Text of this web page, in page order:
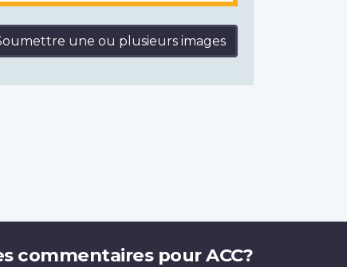
une ou plusieurs images
commentaires pour ACC?